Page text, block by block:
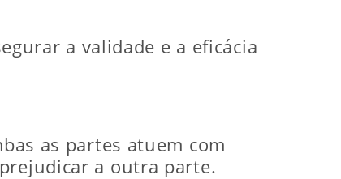
a validade e a eficácia
as partes atuem com
a outra parte.